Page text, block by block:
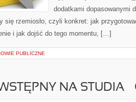
dodatkami dopasowanymi
się rzemiosło, czyli konkret: jak
i jak dojść do tego momentu, […]
PUBLICZNE
NA STUDIA –